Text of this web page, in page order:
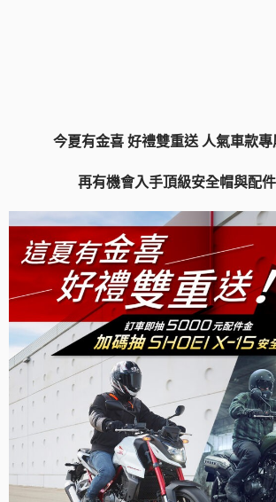
今夏有金喜 好禮雙重送 人氣車款
再有機會入手頂級安全帽與配